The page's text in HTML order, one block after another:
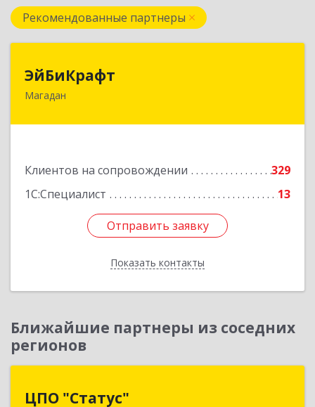
Рекомендованные партнеры
ЭйБиКрафт
Магадан
Клиентов на сопровождении
329
1С:Специалист
13
Отправить заявку
Показать контакты
685000, Магаданская обл, Магадан г, Полярная
Отправить заявку
Назад
Ближайшие партнеры из соседних
регионов
ЦПО "Статус"